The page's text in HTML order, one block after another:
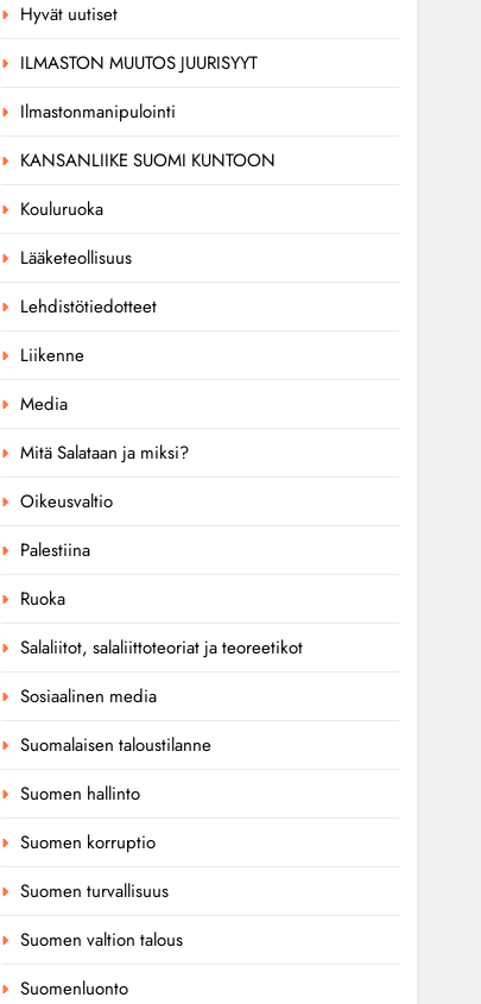
Hyvät uutiset
ILMASTON MUUTOS JUURISYYT
Ilmastonmanipulointi
KANSANLIIKE SUOMI KUNTOON
Kouluruoka
Lääketeollisuus
Lehdistötiedotteet
Liikenne
Media
Mitä Salataan ja miksi?
Oikeusvaltio
Palestiina
Ruoka
Salaliitot, salaliittoteoriat ja teoreetikot
Sosiaalinen media
Suomalaisen taloustilanne
Suomen hallinto
Suomen korruptio
Suomen turvallisuus
Suomen valtion talous
Suomenluonto